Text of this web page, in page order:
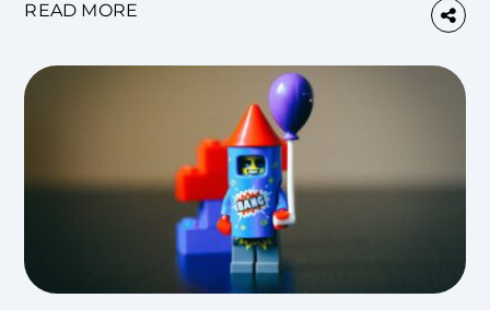
READ MORE